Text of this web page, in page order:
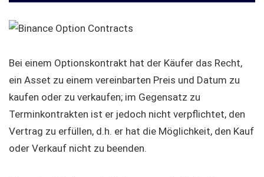
Bei einem Optionskontrakt hat der Käufer das Recht,
ein Asset zu einem vereinbarten Preis und Datum zu
kaufen oder zu verkaufen; im Gegensatz zu
Terminkontrakten ist er jedoch nicht verpflichtet, den
Vertrag zu erfüllen, d.h. er hat die Möglichkeit, den Kauf
oder Verkauf nicht zu beenden.